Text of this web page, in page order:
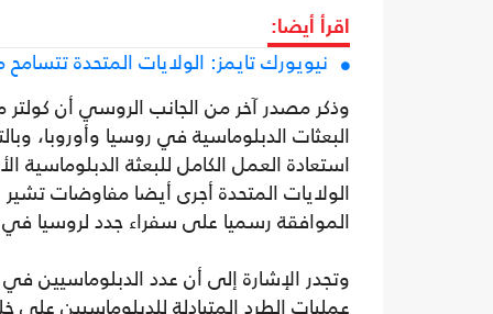
اقرأ أيضا:
نيويورك تايمز: الولايات المتحدة
وذكر مصدر آخر من الجانب الروسي أن
البعثات الدبلوماسية في روسيا وأوروبا،
استعادة العمل الكامل للبعثة
الولايات المتحدة أجرى أيضا مفاوضات
الموافقة رسميا على سفراء جدد لروسيا في
وتجدر الإشارة إلى أن عدد الدبلوماسيين
عمليات الطرد المتبادلة للدبلوماسيين